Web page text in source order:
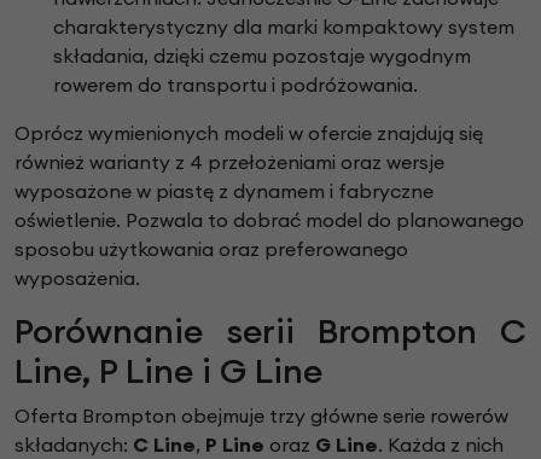
charakterystyczny dla marki kompaktowy system
składania, dzięki czemu pozostaje wygodnym
rowerem do transportu i podróżowania.
Oprócz wymienionych modeli w ofercie znajdują się
również warianty z 4 przełożeniami oraz wersje
wyposażone w piastę z dynamem i fabryczne
oświetlenie. Pozwala to dobrać model do planowanego
sposobu użytkowania oraz preferowanego
wyposażenia.
Porównanie serii Brompton C
Line, P Line i G Line
Oferta Brompton obejmuje trzy główne serie rowerów
składanych: C Line, P Line oraz G Line. Każda z nich